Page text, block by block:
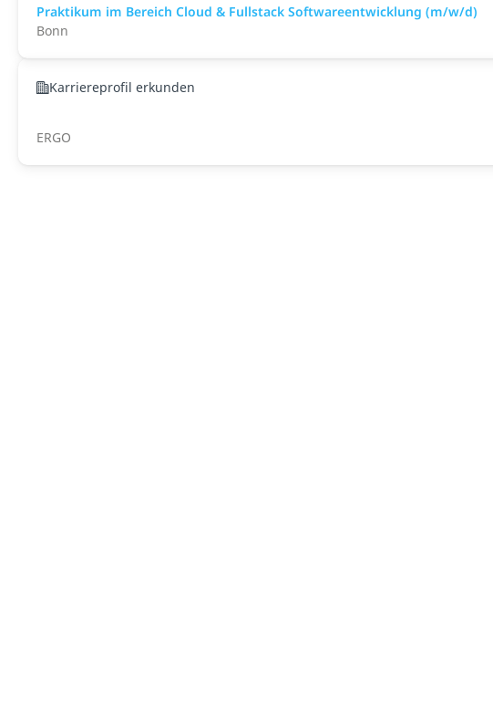
Praktikum im Bereich Cloud & Fullstack Softwareentwicklung (m/w/d)
Bonn
Karriereprofil erkunden
ERGO